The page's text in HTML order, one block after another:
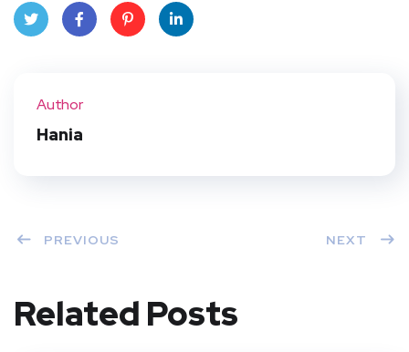
Author
Hania
PREVIOUS NEXT
Related Posts